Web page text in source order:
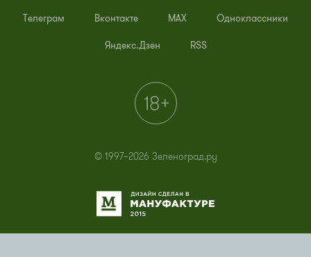
Телеграм Вконтакте MAX Одноклассники
Яндекс.Дзен RSS
© 1997–2026 Зеленоград.ру